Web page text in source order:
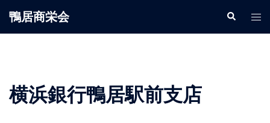
鴨居商栄会
横浜銀行鴨居駅前支店